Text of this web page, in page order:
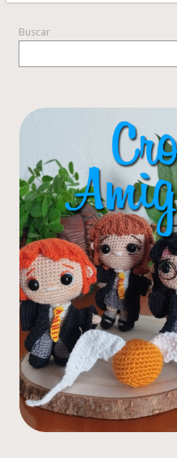
Buscar